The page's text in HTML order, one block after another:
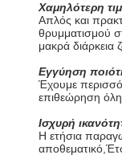
Χαμηλότερη
Απλός και
θρυμματισμού
μακρά διάρκεια
Εγγύηση
Έχουμε
επιθεώρηση
Ισχυρή
Η ετήσια